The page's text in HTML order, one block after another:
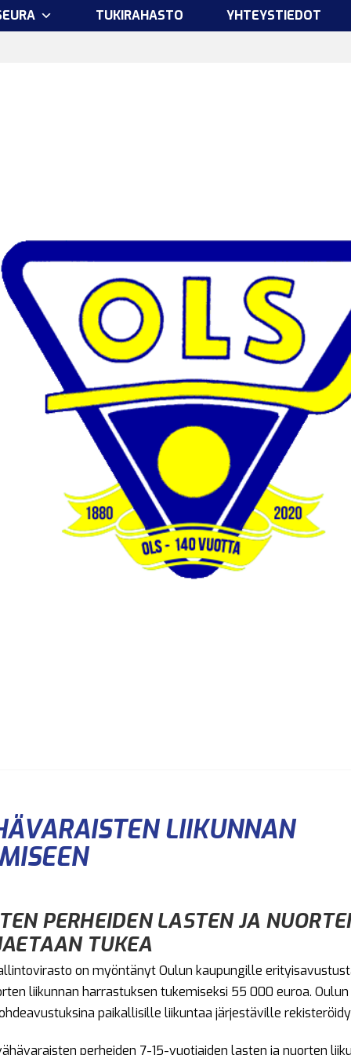
TUKIRAHASTO YHTEYSTIEDOT
LIIKUNNAN
PERHEIDEN LASTEN JA
TUKEA
on myöntänyt Oulun kaupungille
liikunnan harrastuksen tukemiseksi 55 000 euroa. Oulun
paikallisille liikuntaa järjestäville
perheiden 7-15-vuotiaiden lasten ja nuorten